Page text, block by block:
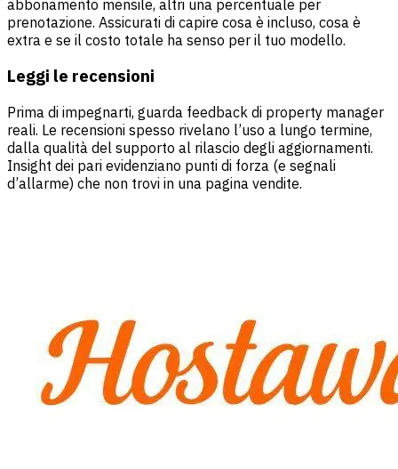
abbonamento mensile, altri una percentuale per
prenotazione. Assicurati di capire cosa è incluso, cosa è
extra e se il costo totale ha senso per il tuo modello.
Leggi le recensioni
Prima di impegnarti, guarda feedback di property manager
reali. Le recensioni spesso rivelano l’uso a lungo termine,
dalla qualità del supporto al rilascio degli aggiornamenti.
Insight dei pari evidenziano punti di forza (e segnali
d’allarme) che non trovi in una pagina vendite.